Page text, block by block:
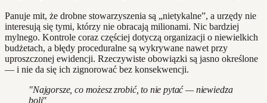
Panuje mit, że drobne stowarzyszenia są „nietykalne”, a urzędy nie
interesują się tymi, którzy nie obracają milionami. Nic bardziej
mylnego. Kontrole coraz częściej dotyczą organizacji o niewielkich
budżetach, a błędy proceduralne są wykrywane nawet przy
uproszczonej ewidencji. Rzeczywiste obowiązki są jasno określone
— i nie da się ich zignorować bez konsekwencji.
"Najgorsze, co możesz zrobić, to nie pytać — niewiedza
boli"